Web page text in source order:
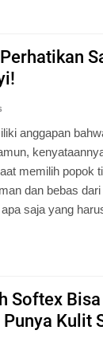
anggapan
memilih popok
dan bebas
saja yang
Softex
Punya Kulit